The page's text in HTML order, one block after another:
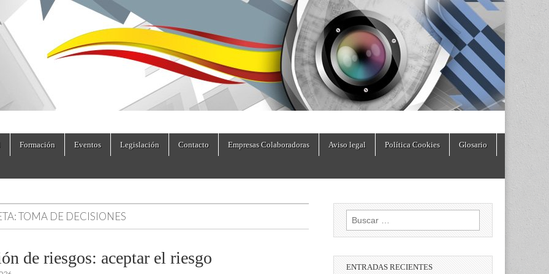
Formación Eventos Legislación Contacto Empresas Colaboradoras Aviso legal Política Cookies Glosario
TOMA DE DECISIONES
de riesgos: aceptar el riesgo
Buscar:
ENTRADAS RECIENTES